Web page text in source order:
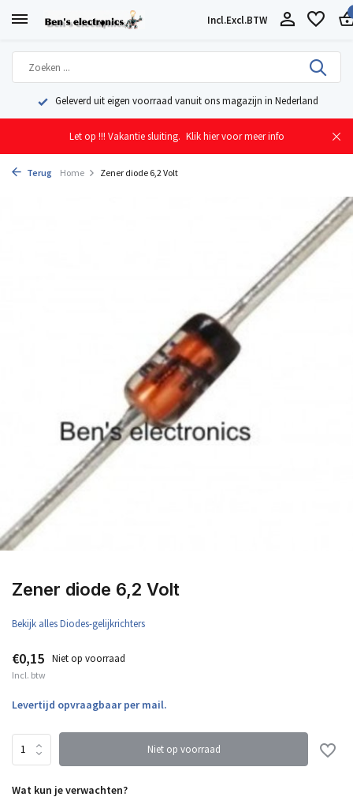
Incl.Excl.BTW
Geleverd uit eigen voorraad vanuit ons magazijn in Nederland
Let op !!! Vakantie sluiting. Klik hier voor meer info
Terug Home Zener diode 6,2 Volt
Zener diode 6,2 Volt
Bekijk alles Diodes-gelijkrichters
€0,15 Niet op voorraad
Incl. btw
Levertijd opvraagbaar per mail.
Niet op voorraad
Wat kun je verwachten?